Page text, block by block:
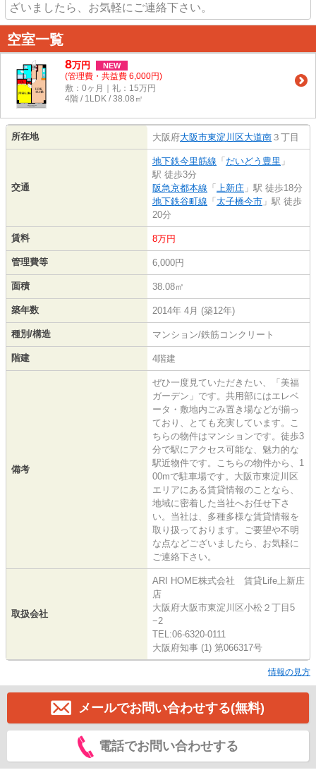
ざいましたら、お気軽にご連絡下さい。
空室一覧
8万円 NEW
(管理費・共益費 6,000円)
敷：0ヶ月｜礼：15万円
4階 / 1LDK / 38.08㎡
所在地 大阪府大阪市東淀川区大道南 ３丁目
交通
地下鉄今里筋線 「 だいどう豊里 」
駅 徒歩3分
阪急京都本線 「 上新庄 」駅 徒歩18分
地下鉄谷町線 「 太子橋今市 」駅 徒歩
20分
賃料 8万円
管理費等 6,000円
面積 38.08㎡
築年数 2014年 4月 (築12年)
種別/構造 マンション/鉄筋コンクリート
階建 4階建
備考
ぜひ一度見ていただきたい、「美福
ガーデン」です。共用部にはエレベ
ータ・敷地内ごみ置き場などが揃っ
ており、とても充実しています。こ
ちらの物件はマンションです。徒歩3
分で駅にアクセス可能な、魅力的な
駅近物件です。こちらの物件から、1
00mで駐車場です。大阪市東淀川区
エリアにある賃貸情報のことなら、
地域に密着した当社へお任せ下さ
い。当社は、多種多様な賃貸情報を
取り扱っております。ご要望や不明
な点などございましたら、お気軽に
ご連絡下さい。
取扱会社
ARI HOME株式会社 賃貸Life上新庄
店
大阪府大阪市東淀川区小松２丁目5
−2
TEL:06-6320-0111
大阪府知事 (1) 第066317号
情報の見方
メールでお問い合わせする(無料)
電話でお問い合わせする